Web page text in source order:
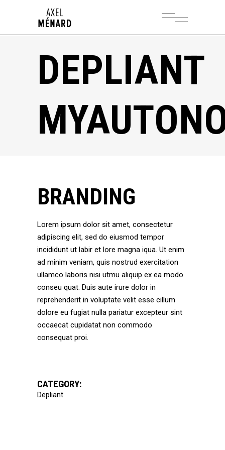
DEPLIANT
BRANDING
Lorem ipsum dolor sit amet, consectetur
adipiscing elit, sed do eiusmod tempor
incididunt ut labir et lore magna iqua. Ut enim
ad minim veniam, quis nostrud exercitation
ullamco laboris nisi utmu aliquip ex ea modo
conseu quat. Duis aute irure dolor in
reprehenderit in voluptate velit esse cillum
dolore eu fugiat nulla pariatur excepteur sint
occaecat cupidatat non commodo
consequat proi.
CATEGORY:
Depliant